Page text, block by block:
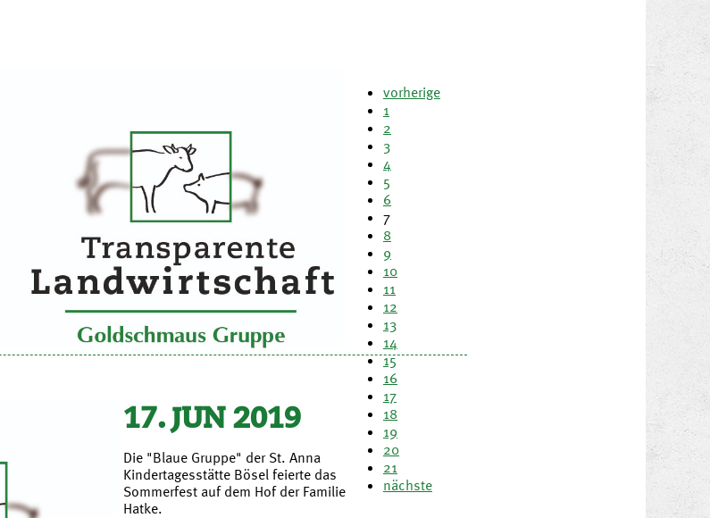
vorherige
1
2
3
4
5
6
7
8
9
10
11
12
13
14
15
16
17
18
19
20
21
nächste
17. JUN 2019
Die "Blaue Gruppe" der St. Anna
Kindertagesstätte Bösel feierte das
Sommerfest auf dem Hof der Familie
Hatke.